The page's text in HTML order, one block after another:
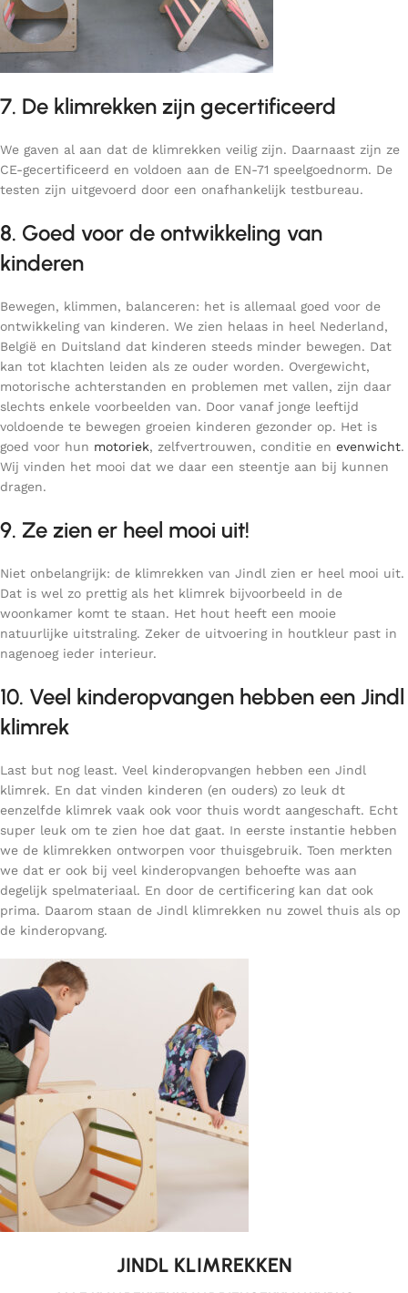
7. De klimrekken zijn gecertificeerd
We gaven al aan dat de klimrekken veilig zijn. Daarnaast zijn ze
CE-gecertificeerd en voldoen aan de EN-71 speelgoednorm. De
testen zijn uitgevoerd door een onafhankelijk testbureau.
8. Goed voor de ontwikkeling van
kinderen
Bewegen, klimmen, balanceren: het is allemaal goed voor de
ontwikkeling van kinderen. We zien helaas in heel Nederland,
België en Duitsland dat kinderen steeds minder bewegen. Dat
kan tot klachten leiden als ze ouder worden. Overgewicht,
motorische achterstanden en problemen met vallen, zijn daar
slechts enkele voorbeelden van. Door vanaf jonge leeftijd
voldoende te bewegen groeien kinderen gezonder op. Het is
goed voor hun motoriek, zelfvertrouwen, conditie en evenwicht.
Wij vinden het mooi dat we daar een steentje aan bij kunnen
dragen.
9. Ze zien er heel mooi uit!
Niet onbelangrijk: de klimrekken van Jindl zien er heel mooi uit.
Dat is wel zo prettig als het klimrek bijvoorbeeld in de
woonkamer komt te staan. Het hout heeft een mooie
natuurlijke uitstraling. Zeker de uitvoering in houtkleur past in
nagenoeg ieder interieur.
10. Veel kinderopvangen hebben een Jindl
klimrek
Last but nog least. Veel kinderopvangen hebben een Jindl
klimrek. En dat vinden kinderen (en ouders) zo leuk dt
eenzelfde klimrek vaak ook voor thuis wordt aangeschaft. Echt
super leuk om te zien hoe dat gaat. In eerste instantie hebben
we de klimrekken ontworpen voor thuisgebruik. Toen merkten
we dat er ook bij veel kinderopvangen behoefte was aan
degelijk spelmateriaal. En door de certificering kan dat ook
prima. Daarom staan de Jindl klimrekken nu zowel thuis als op
de kinderopvang.
JINDL KLIMREKKEN